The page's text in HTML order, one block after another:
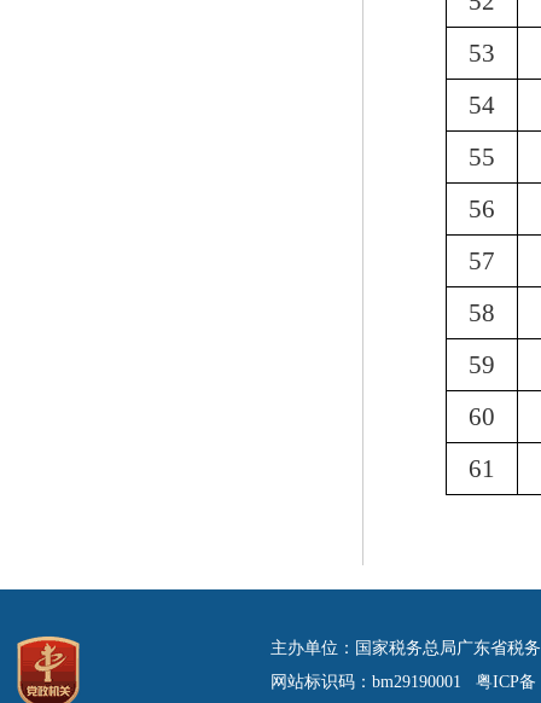
53
54
55
56
57
58
59
60
61
主办单位：国家税务总局广东省税
网站标识码：bm29190001 粤ICP